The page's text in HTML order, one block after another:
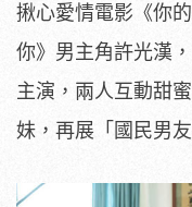
揪心愛情電影《你
你》男主角許光漢
主演，兩人互動甜
妹，再展「國民男